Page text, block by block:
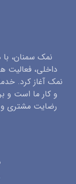
نمک سمنان،
داخلی، فعالیت
نمک آغاز کرد.
و کار ما است و
رضایت مشتری و